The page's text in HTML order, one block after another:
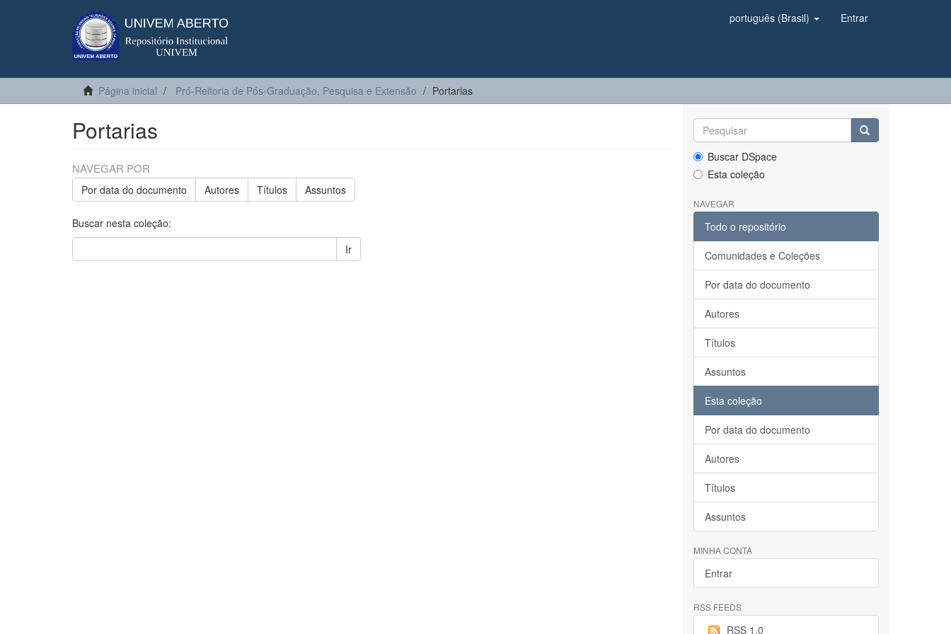
português (Brasil) Entrar
Página inicial Pró-Reitoria de Pós-Graduação, Pesquisa e Extensão Portarias
Portarias
NAVEGAR POR
Por data do documento Autores Títulos Assuntos
Buscar nesta coleção:
Ir
Buscar DSpace
Esta coleção
NAVEGAR
Todo o repositório
Comunidades e Coleções
Por data do documento
Autores
Títulos
Assuntos
Esta coleção
Por data do documento
Autores
Títulos
Assuntos
MINHA CONTA
Entrar
RSS FEEDS
RSS 1.0